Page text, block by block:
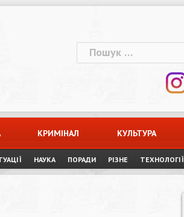
Пошук:
КРИМІНАЛ КУЛЬТУРА
НАУКА ПОРАДИ РІЗНЕ ТЕХНОЛОГІЇ